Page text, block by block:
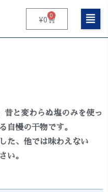
¥0 0
昔と変わらぬ塩のみを使っ
自慢の干物です。
た、他では味わえない
い。